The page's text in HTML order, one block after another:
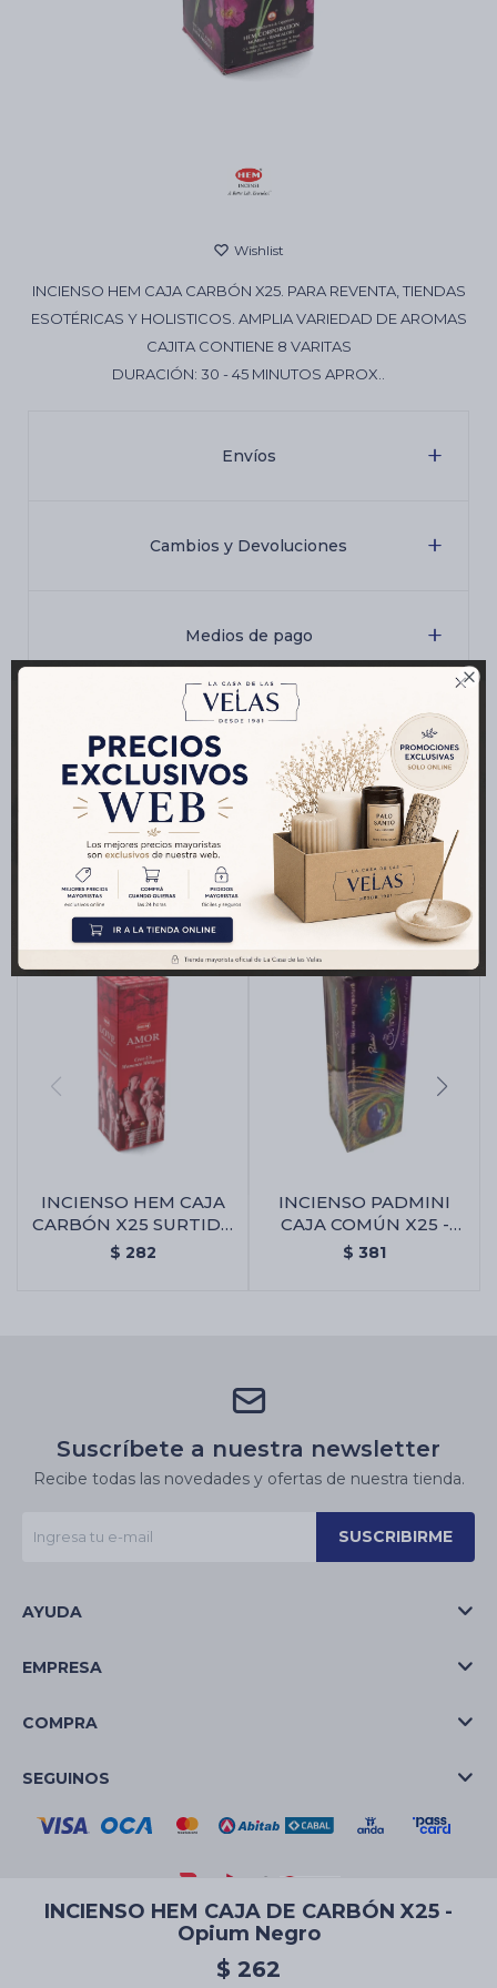

INCIENSO HEM CAJA DE CARBÓN X25 -
Opium Negro
$ 262
INCIENSO HEM CAJA CARBÓN X25. PARA REVENTA, TIENDAS
ESOTÉRICAS Y HOLISTICOS. AMPLIA VARIEDAD DE AROMAS
CAJITA CONTIENE 8 VARITAS
DURACIÓN: 30 - 45 MINUTOS APROX..
Envíos
Cambios y Devoluciones
Medios de pago
Características
Productos que te pueden interesar
INCIENSO HEM CAJA
CARBÓN X25 SURTIDA
- Amor Y Atracción
$ 282
INCIENSO PADMINI
CAJA COMÚN X25 -
Brindavan
$ 381
Suscríbete a nuestra newsletter
Recibe todas las novedades y ofertas de nuestra tienda.
SUSCRIBIRME
AYUDA
EMPRESA
COMPRA
SEGUINOS
© Copyright 2026 / La Casa de las Velas
Aromatizantes de ambientes
Artículos Esotéricos